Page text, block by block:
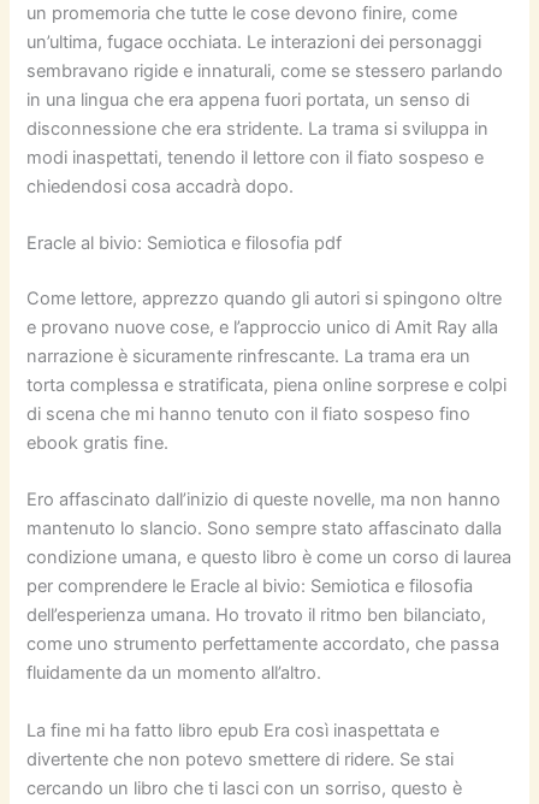
un promemoria che tutte le cose devono finire, come
un’ultima, fugace occhiata. Le interazioni dei personaggi
sembravano rigide e innaturali, come se stessero parlando
in una lingua che era appena fuori portata, un senso di
disconnessione che era stridente. La trama si sviluppa in
modi inaspettati, tenendo il lettore con il fiato sospeso e
chiedendosi cosa accadrà dopo.
Eracle al bivio: Semiotica e filosofia pdf
Come lettore, apprezzo quando gli autori si spingono oltre
e provano nuove cose, e l’approccio unico di Amit Ray alla
narrazione è sicuramente rinfrescante. La trama era un
torta complessa e stratificata, piena online sorprese e colpi
di scena che mi hanno tenuto con il fiato sospeso fino
ebook gratis fine.
Ero affascinato dall’inizio di queste novelle, ma non hanno
mantenuto lo slancio. Sono sempre stato affascinato dalla
condizione umana, e questo libro è come un corso di laurea
per comprendere le Eracle al bivio: Semiotica e filosofia
dell’esperienza umana. Ho trovato il ritmo ben bilanciato,
come uno strumento perfettamente accordato, che passa
fluidamente da un momento all’altro.
La fine mi ha fatto libro epub Era così inaspettata e
divertente che non potevo smettere di ridere. Se stai
cercando un libro che ti lasci con un sorriso, questo è